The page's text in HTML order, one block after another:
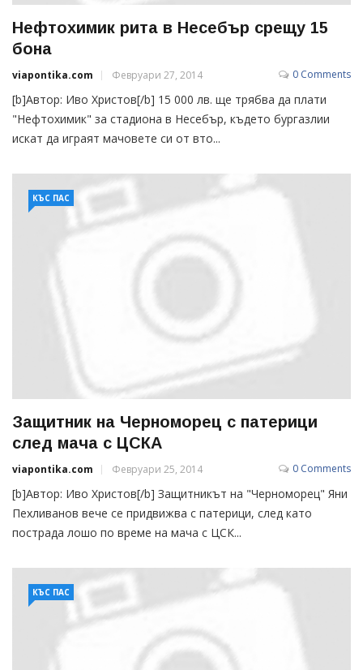
Нефтохимик рита в Несебър срещу 15
бона
viapontika.com Февруари 27, 2014 0 Comments
[b]Автор: Иво Христов[/b] 15 000 лв. ще трябва да плати
"Нефтохимик" за стадиона в Несебър, където бургазлии
искат да играят мачовете си от вто...
КЪС ПАС
Защитник на Черноморец с патерици
след мача с ЦСКА
viapontika.com Февруари 25, 2014 0 Comments
[b]Автор: Иво Христов[/b] Защитникът на "Черноморец" Яни
Пехливанов вече се придвижва с патерици, след като
пострада лошо по време на мача с ЦСК...
КЪС ПАС